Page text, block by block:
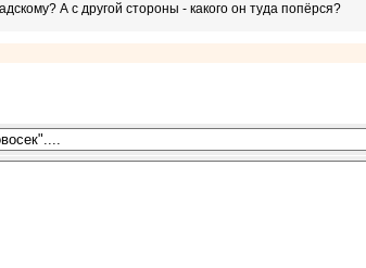
А с другой стороны - какого он туда попёрся?